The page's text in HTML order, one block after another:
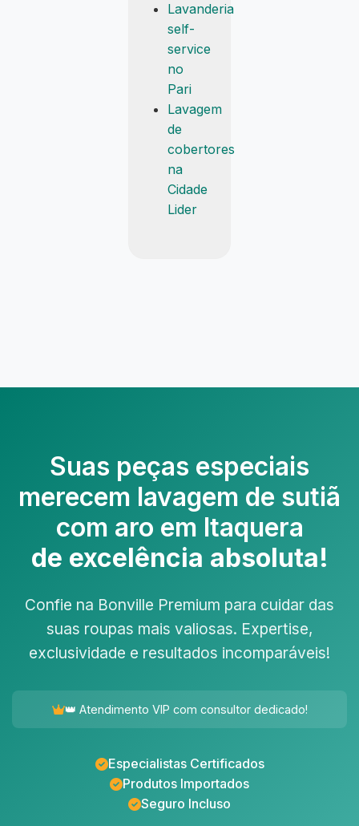
Lavanderia
self-
service
no
Pari
Lavagem
de
cobertores
na
Cidade
Lider
Suas peças especiais
merecem lavagem de sutiã
com aro em Itaquera
de excelência absoluta!
Confie na Bonville Premium para cuidar das
suas roupas mais valiosas. Expertise,
exclusividade e resultados incomparáveis!
👑 Atendimento VIP com consultor dedicado!
Especialistas Certificados
Produtos Importados
Seguro Incluso